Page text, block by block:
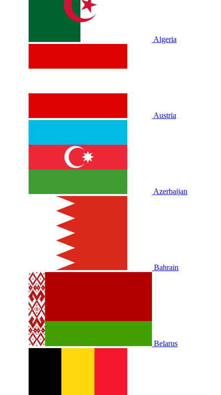
Algeria
Austria
Azerbaijan
Bahrain
Belarus